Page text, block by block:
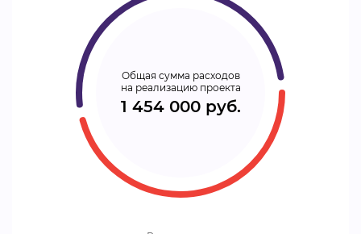
Общая сумма расходов
на реализацию проекта
1 454 000 руб.